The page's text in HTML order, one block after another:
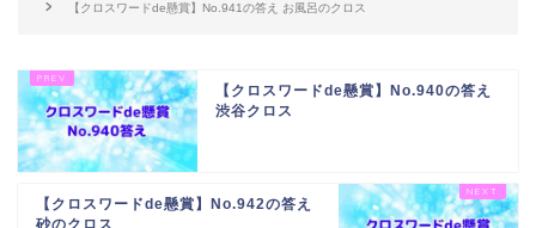
【クロスワードde懸賞】No.941の答え お風呂のクロス
【クロスワードde懸賞】No.940の答え
渋谷クロス
【クロスワードde懸賞】No.942の答え